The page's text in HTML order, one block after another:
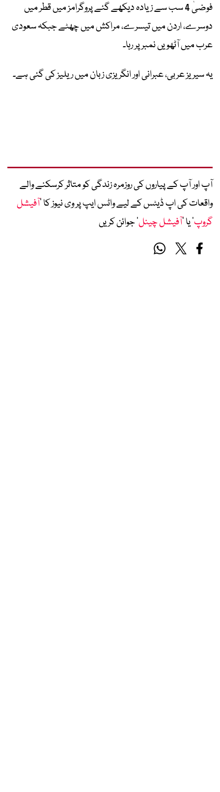
فوضیٰ 4 سب سے زیادہ دیکھے گئے پروگرامز میں قطر میں
دوسرے، اردن میں تیسرے، مراکش میں چھٹے جبکہ سعودی
عرب میں آٹھویں نمبر پر رہا۔
یہ سیریز عربی، عبرانی اور انگریزی زبان میں ریلیز کی گئی ہے۔
آپ اور آپ کے پیاروں کی روزمرہ زندگی کو متاثر کرسکنے والے
واقعات کی اپ ڈیٹس کے لیے واٹس ایپ پر وی نیوز کا ’آفیشل
گروپ‘ یا ’آفیشل چینل‘ جوائن کریں